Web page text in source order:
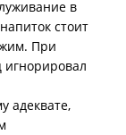
в
стоит
При
игнорировал
адеквате,